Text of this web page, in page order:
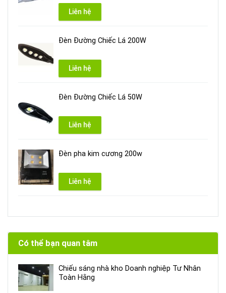
Liên hệ
Đèn Đường Chiếc Lá 200W
Liên hệ
Đèn Đường Chiếc Lá 50W
Liên hệ
Đèn pha kim cương 200w
Liên hệ
Có thể bạn quan tâm
Chiếu sáng nhà kho Doanh nghiệp Tư Nhân
Toàn Hằng